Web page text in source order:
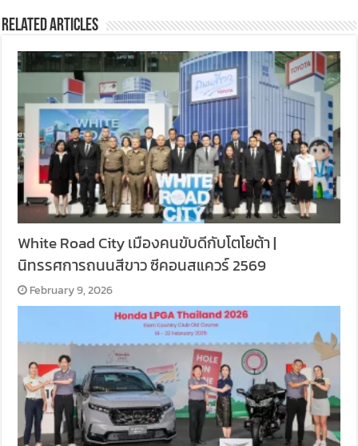
Related Articles
White Road City เมืองคนขับดีกับโตโยต้า |
นิทรรศการถนนสีขาว ซีคอนสแควร์ 2569
February 9, 2026